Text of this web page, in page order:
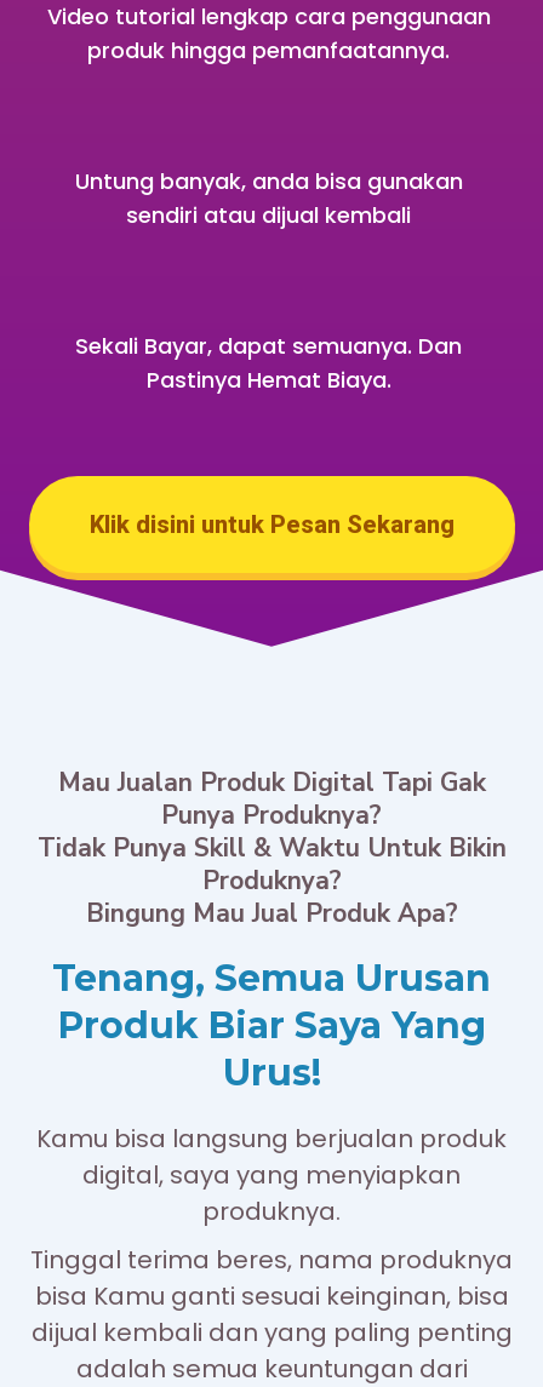
Video tutorial lengkap cara penggunaan
produk hingga pemanfaatannya.
Untung banyak, anda bisa gunakan
sendiri atau dijual kembali
Sekali Bayar, dapat semuanya. Dan
Pastinya Hemat Biaya.
Klik disini untuk Pesan Sekarang
Mau Jualan Produk Digital Tapi Gak
Punya Produknya?
Tidak Punya Skill & Waktu Untuk Bikin
Produknya?
Bingung Mau Jual Produk Apa?
Tenang, Semua Urusan
Produk Biar Saya Yang
Urus!
Kamu bisa langsung berjualan produk
digital, saya yang menyiapkan
produknya.
Tinggal terima beres, nama produknya
bisa Kamu ganti sesuai keinginan, bisa
dijual kembali dan yang paling penting
adalah semua keuntungan dari